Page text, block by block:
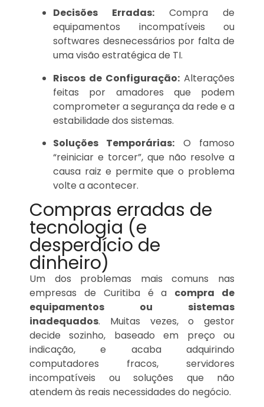
Decisões Erradas: Compra de
equipamentos incompatíveis ou
softwares desnecessários por falta de
uma visão estratégica de TI.
Riscos de Configuração: Alterações
feitas por amadores que podem
comprometer a segurança da rede e a
estabilidade dos sistemas.
Soluções Temporárias: O famoso
“reiniciar e torcer”, que não resolve a
causa raiz e permite que o problema
volte a acontecer.
Compras erradas de
tecnologia (e
desperdício de
dinheiro)
Um dos problemas mais comuns nas
empresas de Curitiba é a compra de
equipamentos ou sistemas
inadequados. Muitas vezes, o gestor
decide sozinho, baseado em preço ou
indicação, e acaba adquirindo
computadores fracos, servidores
incompatíveis ou soluções que não
atendem às reais necessidades do negócio.